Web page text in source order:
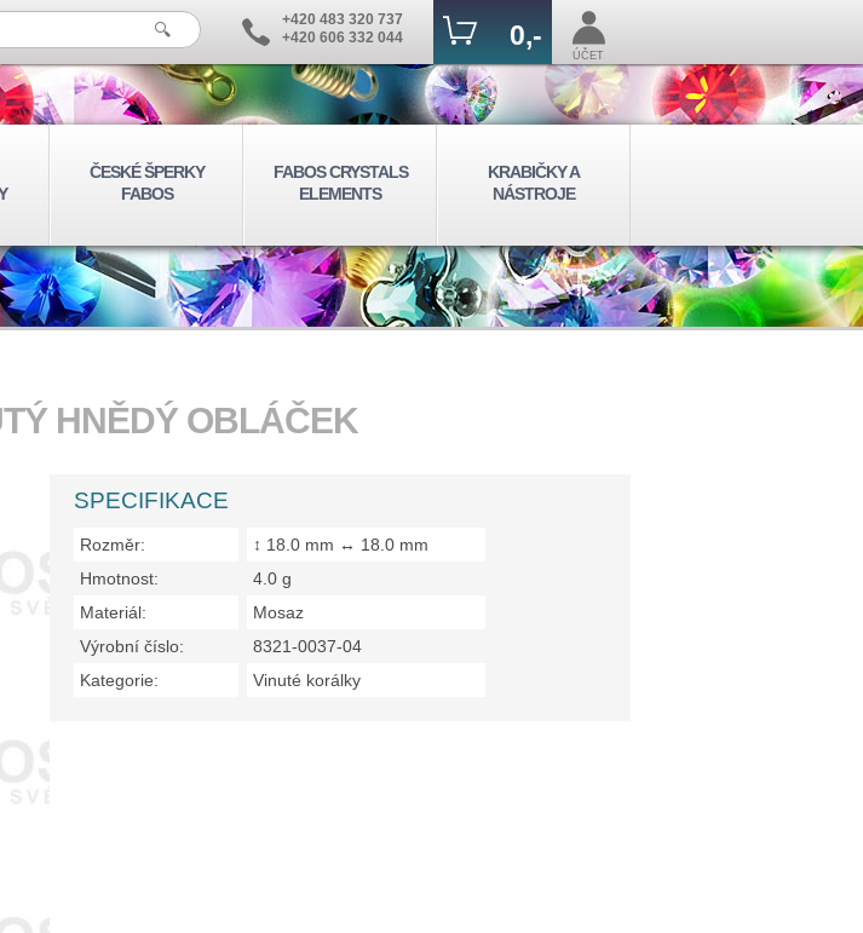
+420 483 320 737
+420 606 332 044
0,-
ÚČET
ČESKÉ ŠPERKY
FABOS
FABOS CRYSTALS
ELEMENTS
KRABIČKY A
NÁSTROJE
HNĚDÝ OBLÁČEK
SPECIFIKACE
Rozměr:
↕ 18.0 mm ↔ 18.0 mm
Hmotnost:
4.0 g
Materiál:
Mosaz
Výrobní číslo:
8321-0037-04
Kategorie:
Vinuté korálky